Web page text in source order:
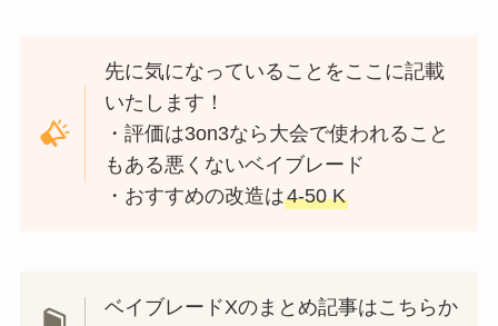
先に気になっていることをここに記載
いたします！
・評価は3on3なら大会で使われること
もある悪くないベイブレード
・おすすめの改造は4-50 K
ベイブレードXのまとめ記事はこちらか